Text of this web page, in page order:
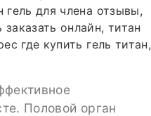
гель для члена отзывы,
онлайн, титан
где купить гель титан,
Половой орган